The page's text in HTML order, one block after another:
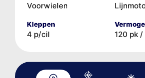
Voorwielen
Kleppen
4 p/cil 120 pk